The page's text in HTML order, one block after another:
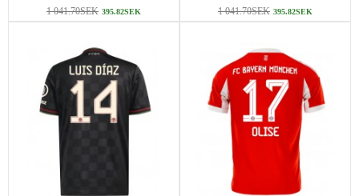
1 041.70SEK 395.82SEK
1 041.70SEK 395.82SEK